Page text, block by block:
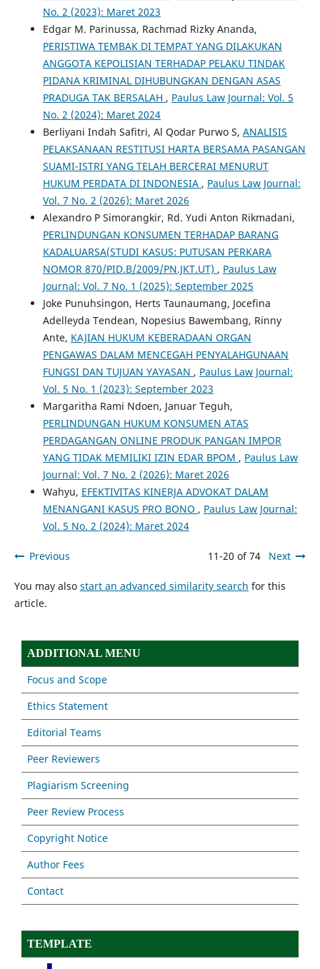
No. 2 (2023): Maret 2023
Edgar M. Parinussa, Rachmad Rizky Ananda,
PERISTIWA TEMBAK DI TEMPAT YANG DILAKUKAN
ANGGOTA KEPOLISIAN TERHADAP PELAKU TINDAK
PIDANA KRIMINAL DIHUBUNGKAN DENGAN ASAS
PRADUGA TAK BERSALAH , Paulus Law Journal: Vol. 5
No. 2 (2024): Maret 2024
Berliyani Indah Safitri, Al Qodar Purwo S, ANALISIS
PELAKSANAAN RESTITUSI HARTA BERSAMA PASANGAN
SUAMI-ISTRI YANG TELAH BERCERAI MENURUT
HUKUM PERDATA DI INDONESIA , Paulus Law Journal:
Vol. 7 No. 2 (2026): Maret 2026
Alexandro P Simorangkir, Rd. Yudi Anton Rikmadani,
PERLINDUNGAN KONSUMEN TERHADAP BARANG
KADALUARSA(STUDI KASUS: PUTUSAN PERKARA
NOMOR 870/PID.B/2009/PN.JKT.UT) , Paulus Law
Journal: Vol. 7 No. 1 (2025): September 2025
Joke Punuhsingon, Herts Taunaumang, Jocefina
Adelleyda Tendean, Nopesius Bawembang, Rinny
Ante, KAJIAN HUKUM KEBERADAAN ORGAN
PENGAWAS DALAM MENCEGAH PENYALAHGUNAAN
FUNGSI DAN TUJUAN YAYASAN , Paulus Law Journal:
Vol. 5 No. 1 (2023): September 2023
Margaritha Rami Ndoen, Januar Teguh,
PERLINDUNGAN HUKUM KONSUMEN ATAS
PERDAGANGAN ONLINE PRODUK PANGAN IMPOR
YANG TIDAK MEMILIKI IZIN EDAR BPOM , Paulus Law
Journal: Vol. 7 No. 2 (2026): Maret 2026
Wahyu, EFEKTIVITAS KINERJA ADVOKAT DALAM
MENANGANI KASUS PRO BONO , Paulus Law Journal:
Vol. 5 No. 2 (2024): Maret 2024
Previous 11-20 of 74 Next
You may also start an advanced similarity search for this
article.
ADDITIONAL MENU
Focus and Scope
Ethics Statement
Editorial Teams
Peer Reviewers
Plagiarism Screening
Peer Review Process
Copyright Notice
Author Fees
Contact
TEMPLATE